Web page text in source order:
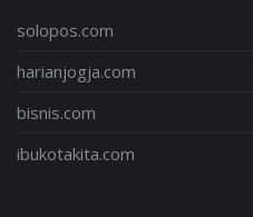
solopos.com
harianjogja.com
bisnis.com
ibukotakita.com